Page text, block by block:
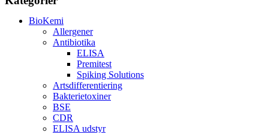
BioKemi
Allergener
Antibiotika
ELISA
Premitest
Spiking Solutions
Artsdifferentiering
Bakterietoxiner
BSE
CDR
ELISA udstyr